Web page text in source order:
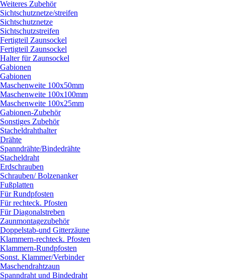
Weiteres Zubehör
Sichtschutznetze/streifen
Sichtschutznetze
Sichtschutzstreifen
Fertigteil Zaunsockel
Fertigteil Zaunsockel
Halter für Zaunsockel
Gabionen
Gabionen
Maschenweite 100x50mm
Maschenweite 100x100mm
Maschenweite 100x25mm
Gabionen-Zubehör
Sonstiges Zubehör
Stacheldrahthalter
Drähte
Spanndrähte/Bindedrähte
Stacheldraht
Erdschrauben
Schrauben/Bolzenanker
Fußplatten
Für Rundpfosten
Für rechteck. Pfosten
Für Diagonalstreben
Zaunmontagezubehör
Doppelstab-und Gitterzäune
Klammern-rechteck. Pfosten
Klammern-Rundpfosten
Sonst. Klammer/Verbinder
Maschendrahtzaun
Spanndraht und Bindedraht